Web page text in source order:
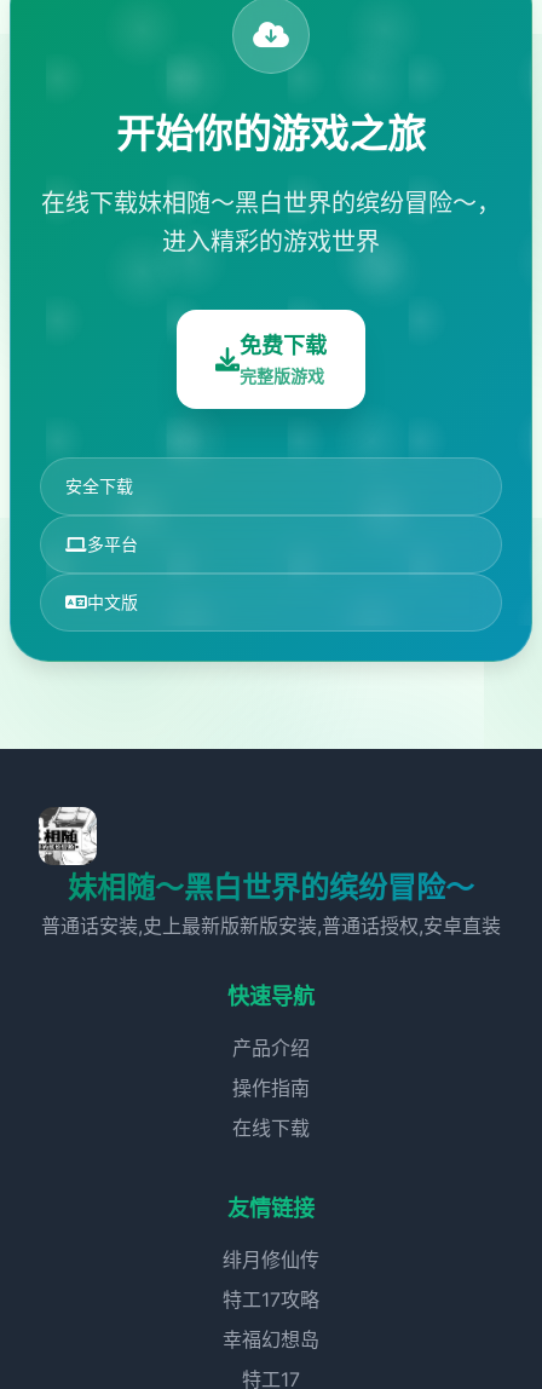
开始你的游戏之旅
在线下载妹相随～黑白世界的缤纷冒险～，
进入精彩的游戏世界
免费下载
完整版游戏
安全下载
多平台
中文版
妹相随～黑白世界的缤纷冒险～
普通话安装,史上最新版新版安装,普通话授权,安卓直装
快速导航
产品介绍
操作指南
在线下载
友情链接
绯月修仙传
特工17攻略
幸福幻想岛
特工17